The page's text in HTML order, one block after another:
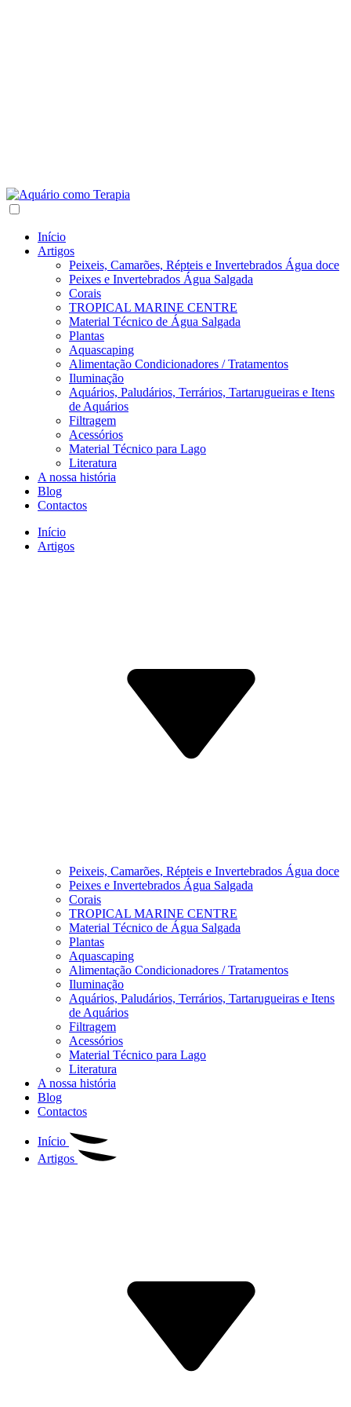
Início
Artigos
Peixeis, Camarões, Répteis e Invertebrados Água doce
Peixes e Invertebrados Água Salgada
Corais
TROPICAL MARINE CENTRE
Material Técnico de Água Salgada
Plantas
Aquascaping
Alimentação Condicionadores / Tratamentos
Iluminação
Aquários, Paludários, Terrários, Tartarugueiras e Itens
de Aquários
Filtragem
Acessórios
Material Técnico para Lago
Literatura
A nossa história
Blog
Contactos
Início
Artigos
Peixeis, Camarões, Répteis e Invertebrados Água doce
Peixes e Invertebrados Água Salgada
Corais
TROPICAL MARINE CENTRE
Material Técnico de Água Salgada
Plantas
Aquascaping
Alimentação Condicionadores / Tratamentos
Iluminação
Aquários, Paludários, Terrários, Tartarugueiras e Itens
de Aquários
Filtragem
Acessórios
Material Técnico para Lago
Literatura
A nossa história
Blog
Contactos
Início
Artigos